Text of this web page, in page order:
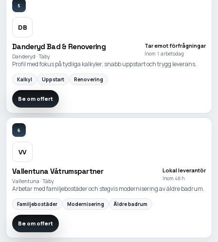
5
DB
Danderyd Bad & Renovering
Danderyd · Täby
Tar emot förfrågningar
Inom 1 arbetsdag
Profil med fokus på tydliga kalkyler, snabb uppstart och trygg leverans.
Kalkyl Uppstart Renovering
Be om offert
6
VV
Vallentuna Våtrumspartner
Vallentuna · Täby
Lokal leverantör
Inom 48 h
Arbetar med familjebostäder och stegvis modernisering av äldre badrum.
Familjebostäder Modernisering Äldre badrum
Be om offert